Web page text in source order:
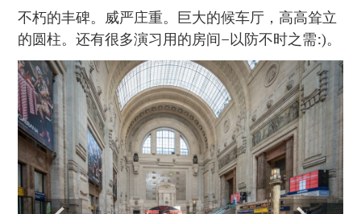
不朽的丰碑。威严庄重。巨大的候车厅，高高耸立
的圆柱。还有很多演习用的房间–以防不时之需:)。